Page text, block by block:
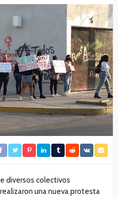
diversos colectivos
una nueva protesta